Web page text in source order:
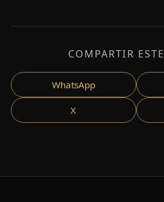
COMPARTIR
WhatsApp
X